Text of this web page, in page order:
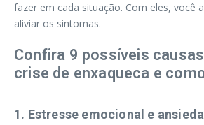
fazer em cada situação. Com eles, você
aliviar os sintomas.
Confira 9 possíveis
crise de enxaqueca e
1. Estresse emocional e